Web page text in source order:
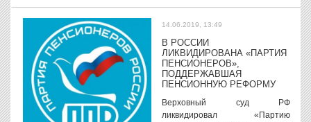
14.06.2019, 13:49
В РОССИИ
ЛИКВИДИРОВАНА «ПАРТИЯ
ПЕНСИОНЕРОВ»,
ПОДДЕРЖАВШАЯ
ПЕНСИОННУЮ РЕФОРМУ
Верховный суд РФ
ликвидировал «Партию